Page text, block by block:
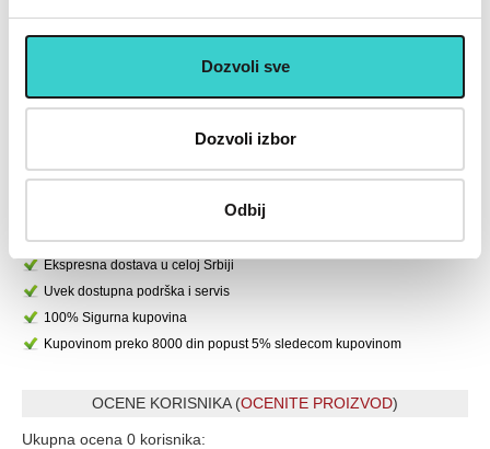
Dozvoli sve
Dozvoli izbor
Odbij
4.900 rsd 2.490 rsd
32 god.sa Vama su Garancija poverenja
Vise od 200.000 zadovoljnih kupaca
Ekspresna dostava u celoj Srbiji
Uvek dostupna podrška i servis
100% Sigurna kupovina
Kupovinom preko 8000 din popust 5% sledecom kupovinom
OCENE KORISNIKA (OCENITE PROIZVOD)
Ukupna ocena 0 korisnika: